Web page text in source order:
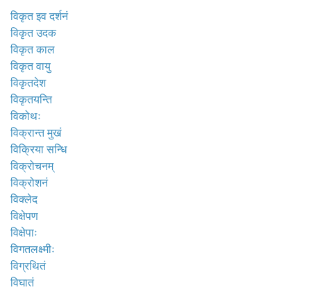
विकृत इव दर्शनं
विकृत उदक
विकृत काल
विकृत वायु
विकृतदेश
विकृतयन्ति
विकोथः
विक्रान्त मुखं
विक्रिया सन्धि
विक्रोचनम्
विक्रोशनं
विक्लेद
विक्षेपण
विक्षेपाः
विगतलक्ष्मीः
विग्रथितं
विघातं